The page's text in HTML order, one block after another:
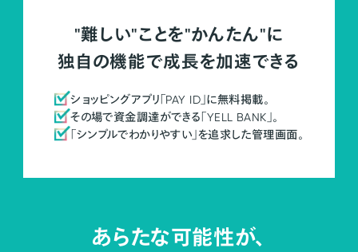
"難しい"ことを"かんたん"に
独自の機能で成長を加速できる
ショッピングアプリ「PAY ID」に無料掲載。
その場で資金調達ができる「YELL BANK」。
「シンプルでわかりやすい」を追求した管理画面。
あらたな可能性が、